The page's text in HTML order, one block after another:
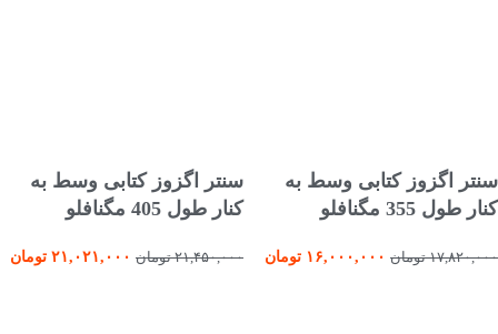
سنتر اگزوز کتابی وسط به
کنار طول 355 مگنافلو
۱۷,۸۲۰,۰۰۰ تومان ۱۶,۰۰۰,۰۰۰ تومان
سنتر اگزوز کتابی وسط به
کنار طول 405 مگنافلو
۲۱,۴۵۰,۰۰۰ تومان ۲۱,۰۲۱,۰۰۰ تومان